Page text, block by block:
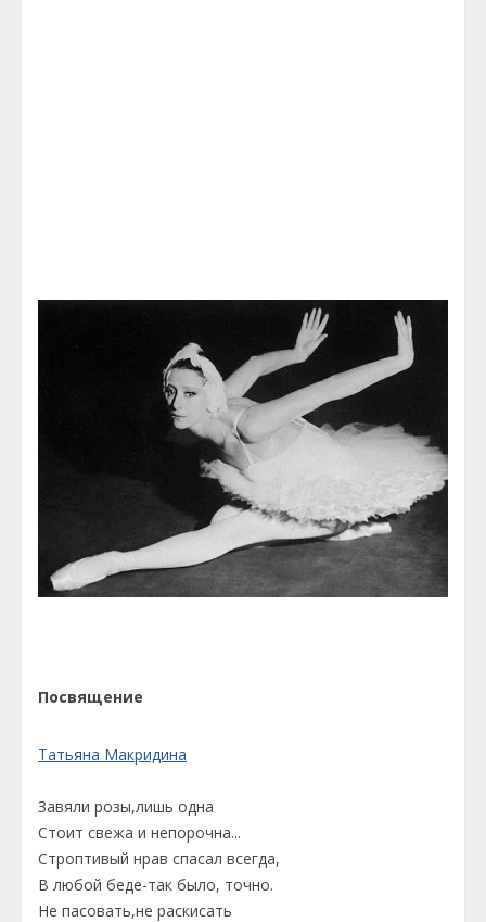
Посвящение
Татьяна Макридина
Завяли розы,лишь одна
Стоит свежа и непорочна...
Строптивый нрав спасал всегда,
В любой беде-так было, точно.
Не пасовать,не раскисать